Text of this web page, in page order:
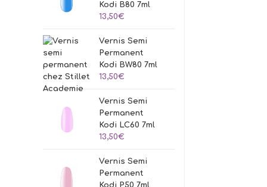
Kodi B80 7ml
13,50€
Vernis Semi
Permanent
Kodi BW80 7ml
13,50€
Vernis Semi
Permanent
Kodi LC60 7ml
13,50€
Vernis Semi
Permanent
Kodi P50 7ml